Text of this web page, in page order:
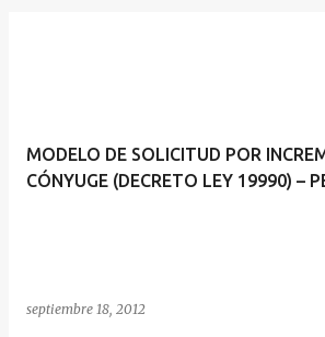
MODELO DE SOLICITUD POR
CÓNYUGE (DECRETO LEY 19990) –
septiembre 18, 2012